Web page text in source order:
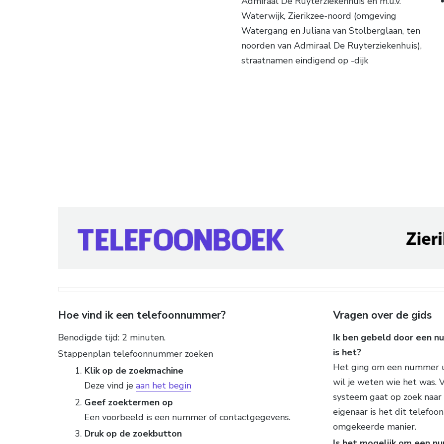
Waterwijk, Zierikzee-noord (omgeving
Watergang en Juliana van Stolberglaan, ten
noorden van Admiraal De Ruyterziekenhuis),
straatnamen eindigend op -dijk
Hoe vind ik een telefoonnummer?
Benodigde tijd: 2 minuten.
Stappenplan telefoonnummer zoeken
Klik op de zoekmachine
Deze vind je aan het begin
Geef zoektermen op
Een voorbeeld is een nummer of contactgegevens.
Druk op de zoekbutton
Vragen over de gids
Ik ben gebeld door een
is het?
Het ging om een nummer
wil je weten wie het was.
systeem gaat op zoek
eigenaar is het dit
omgekeerde manier.